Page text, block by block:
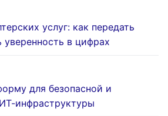
услуг: как передать
уверенность в цифрах
для безопасной и
инфраструктуры